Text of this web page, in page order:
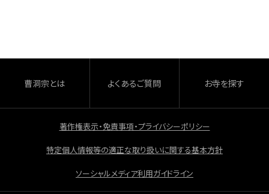
o
o
k
曹洞宗とは よくあるご質問 お寺を探す
著作権表示・免責事項・プライバシーポリシー
特定個人情報等の適正な取り扱いに関する基本方針
ソーシャルメディア利用ガイドライン